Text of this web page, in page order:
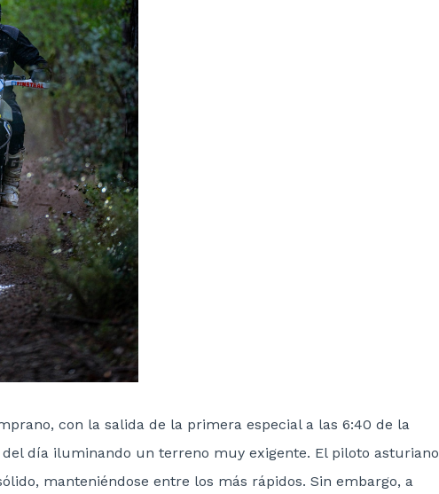
con la salida de la primera especial a las 6:40 de la
día iluminando un terreno muy exigente. El piloto asturiano
manteniéndose entre los más rápidos. Sin embargo, a